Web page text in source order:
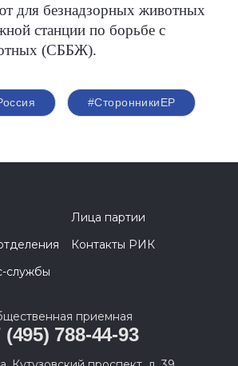
для безнадзорных животных
станции по борьбе с
(СББЖ).
#СторонникиЕР
Лица партии
Контакты РИК
службы
приемная
(495) 788-44-93